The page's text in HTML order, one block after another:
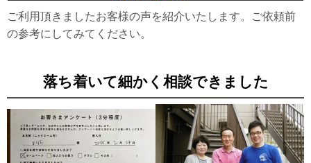
ご利用頂きましたお客様の声を紹介いたします。ご依頼前
の参考にしてみてください。
落ち着いて細かく相談できました